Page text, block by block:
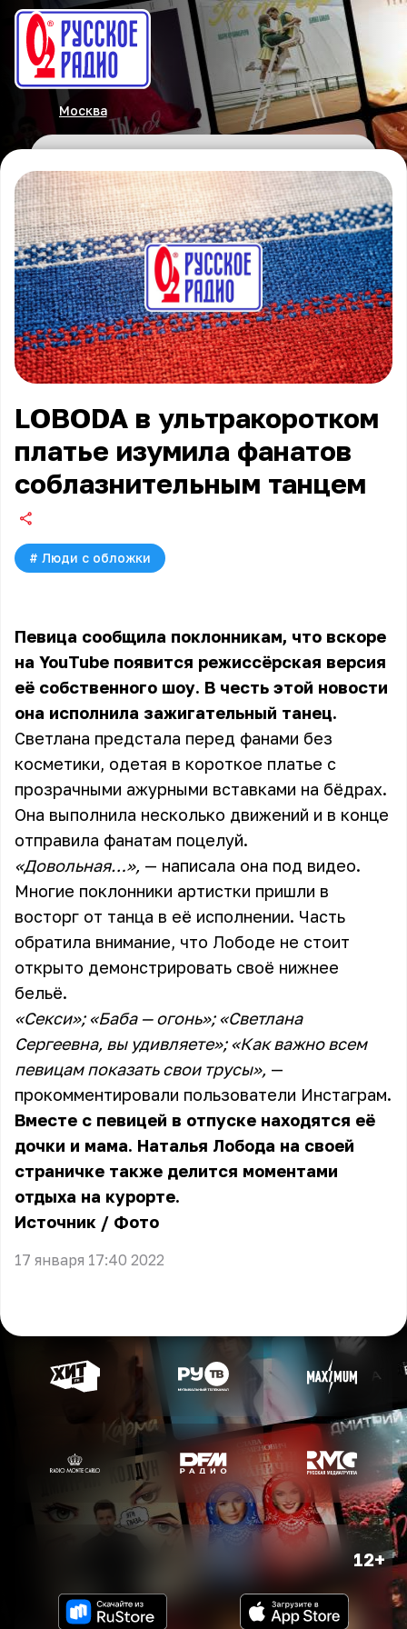
Москва
LOBODA в ультракоротком
платье изумила фанатов
соблазнительным танцем
# Люди с обложки
Певица сообщила поклонникам, что вскоре
на YouTube появится режиссёрская версия
её собственного шоу. В честь этой новости
она исполнила зажигательный танец.
Светлана предстала перед фанами без
косметики, одетая в короткое платье с
прозрачными ажурными вставками на бёдрах.
Она выполнила несколько движений и в конце
отправила фанатам поцелуй.
«Довольная…», — написала она под видео.
Многие поклонники артистки пришли в
восторг от танца в её исполнении. Часть
обратила внимание, что Лободе не стоит
открыто демонстрировать своё нижнее
бельё.
«Секси»; «Баба — огонь»; «Светлана
Сергеевна, вы удивляете»; «Как важно всем
певицам показать свои трусы», —
прокомментировали пользователи Инстаграм.
Вместе с певицей в отпуске находятся её
дочки и мама. Наталья Лобода на своей
страничке также делится моментами
отдыха на курорте.
Источник / Фото
17 января 17:40 2022
12+